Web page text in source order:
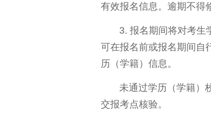
有效报名信息。逾期不得
3. 报名期间将对考生
可在报名前或报名期间自
历（学籍）信息。
未通过学历（学籍）
交报考点核验。